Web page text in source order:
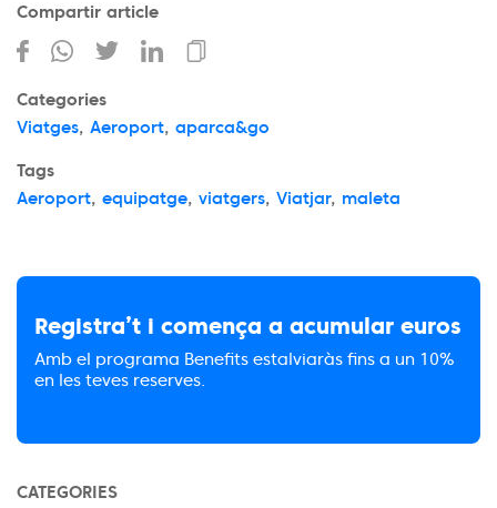
Compartir article
Categories
Viatges, Aeroport, aparca&go
Tags
Aeroport, equipatge, viatgers, Viatjar, maleta
Registra’t i comença a acumular euros
Amb el programa Benefits estalviaràs fins a un 10%
en les teves reserves.
CATEGORIES